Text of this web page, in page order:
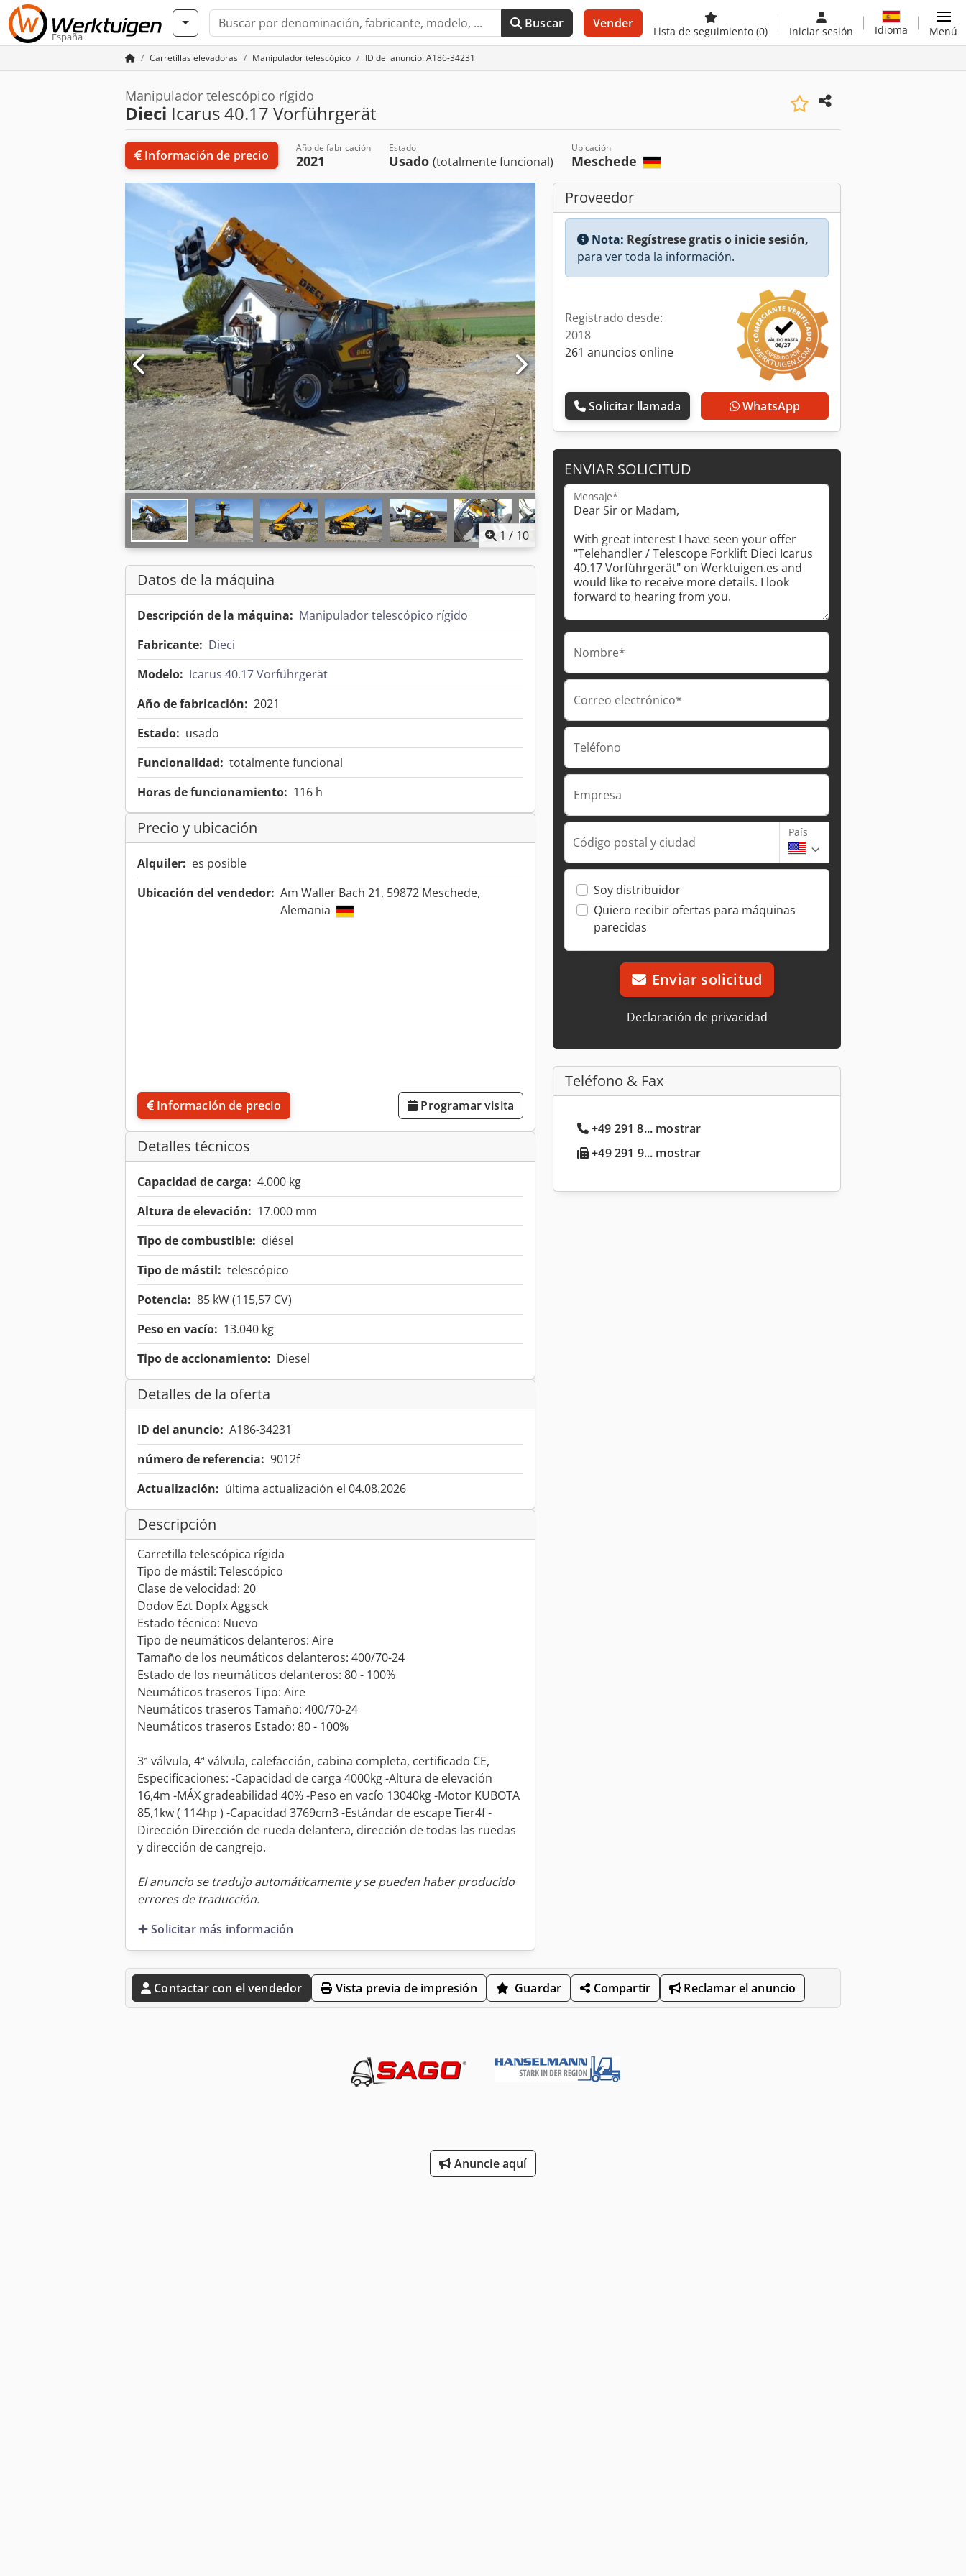
España
Buscar Vender
Lista de seguimiento (0) Iniciar sesión Idioma Menú
Carretillas elevadoras Manipulador telescópico ID del anuncio: A186-34231
Manipulador telescópico rígido
Dieci Icarus 40.17 Vorführgerät
Información de precio Año de fabricación
2021
Estado
Usado (totalmente funcional)
Ubicación
Meschede
1 / 10
Datos de la máquina
Descripción de la máquina: Manipulador telescópico rígido
Fabricante: Dieci
Modelo: Icarus 40.17 Vorführgerät
Año de fabricación: 2021
Estado: usado
Funcionalidad: totalmente funcional
Horas de funcionamiento: 116 h
Precio y ubicación
Alquiler: es posible
Ubicación del vendedor: Am Waller Bach 21, 59872 Meschede,
Alemania
Información de precio Programar visita
Detalles técnicos
Capacidad de carga: 4.000 kg
Altura de elevación: 17.000 mm
Tipo de combustible: diésel
Tipo de mástil: telescópico
Potencia: 85 kW (115,57 CV)
Peso en vacío: 13.040 kg
Tipo de accionamiento: Diesel
Detalles de la oferta
ID del anuncio: A186-34231
número de referencia: 9012f
Actualización: última actualización el 04.08.2026
Descripción
Carretilla telescópica rígida
Tipo de mástil: Telescópico
Clase de velocidad: 20
Dodov Ezt Dopfx Aggsck
Estado técnico: Nuevo
Tipo de neumáticos delanteros: Aire
Tamaño de los neumáticos delanteros: 400/70-24
Estado de los neumáticos delanteros: 80 - 100%
Neumáticos traseros Tipo: Aire
Neumáticos traseros Tamaño: 400/70-24
Neumáticos traseros Estado: 80 - 100%
3ª válvula, 4ª válvula, calefacción, cabina completa, certificado CE,
Especificaciones: -Capacidad de carga 4000kg -Altura de elevación
16,4m -MÁX gradeabilidad 40% -Peso en vacío 13040kg -Motor KUBOTA
85,1kw ( 114hp ) -Capacidad 3769cm3 -Estándar de escape Tier4f -
Dirección Dirección de rueda delantera, dirección de todas las ruedas
y dirección de cangrejo.
El anuncio se tradujo automáticamente y se pueden haber producido
errores de traducción.
Solicitar más información
Proveedor
Nota: Regístrese gratis o inicie sesión,
para ver toda la información.
Registrado desde:
2018
261 anuncios online
Solicitar llamada WhatsApp
ENVIAR SOLICITUD
Mensaje*
Nombre*
Correo electrónico*
Teléfono
Empresa
Código postal y ciudad
País
Soy distribuidor
Quiero recibir ofertas para máquinas
parecidas
Enviar solicitud
Declaración de privacidad
Teléfono & Fax
+49 291 8... mostrar
+49 291 9... mostrar
Contactar con el vendedor Vista previa de impresión Guardar Compartir Reclamar el anuncio
Anuncie aquí